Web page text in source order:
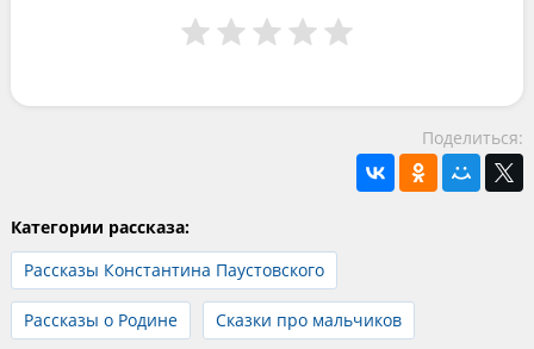
Поделиться:
Категории рассказа:
Рассказы Константина Паустовского
Рассказы о Родине Сказки про мальчиков